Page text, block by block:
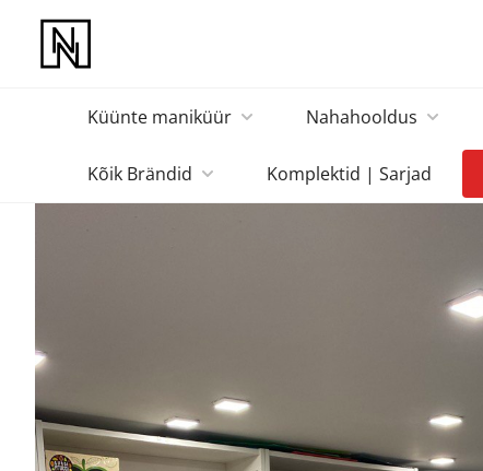
Küünte maniküür Nahahooldus
Kõik Brändid Komplektid | Sarjad